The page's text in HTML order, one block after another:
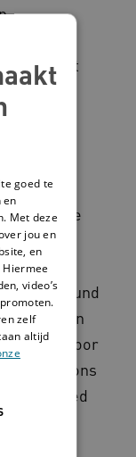
en
zij met
cliënten,
te
ondersteund
ervaringen
en door
je het ons
Based
goed te
en
Met deze
jou en
en
video’s
zelf
altijd